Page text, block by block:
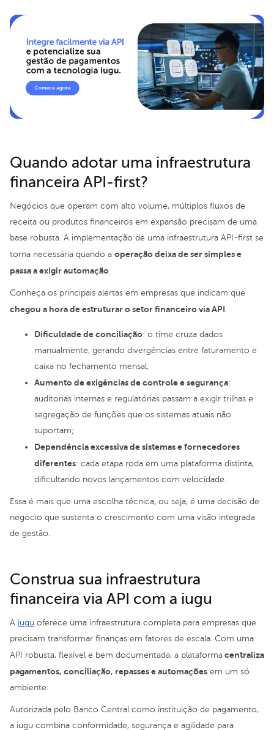
Quando adotar uma infraestrutura
financeira API-first?
Negócios que operam com alto volume, múltiplos fluxos de
receita ou produtos financeiros em expansão precisam de uma
base robusta. A implementação de uma infraestrutura API-first se
torna necessária quando a operação deixa de ser simples e
passa a exigir automação
Conheça os principais alertas em empresas que indicam que
chegou a hora de estruturar o setor financeiro via API
Dificuldade de conciliação: o time cruza dados
manualmente, gerando divergências entre faturamento e
caixa no fechamento mensal;
Aumento de exigências de controle e segurança:
auditorias internas e regulatórias passam a exigir trilhas e
segregação de funções que os sistemas atuais não
suportam;
Dependência excessiva de sistemas e fornecedores
diferentes: cada etapa roda em uma plataforma distinta,
dificultando novos lançamentos com velocidade.
Essa é mais que uma escolha técnica, ou seja, é uma decisão de
negócio que sustenta o crescimento com uma visão integrada
de gestão.
Construa sua infraestrutura
financeira via API com a iugu
A iugu oferece uma infraestrutura completa para empresas que
precisam transformar finanças em fatores de escala. Com uma
API robusta, flexível e bem documentada, a plataforma centraliza
pagamentos, conciliação, repasses e automações em um só
ambiente.
Autorizada pelo Banco Central como instituição de pagamento,
a iugu combina conformidade, segurança e agilidade para